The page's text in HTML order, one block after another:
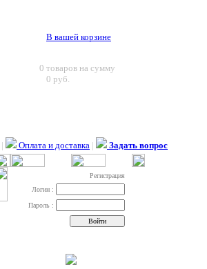
В вашей корзине
0 товаров на сумму
0 руб.
| Оплата и доставка | Задать вопрос
Регистрация
Логин :
Пароль :